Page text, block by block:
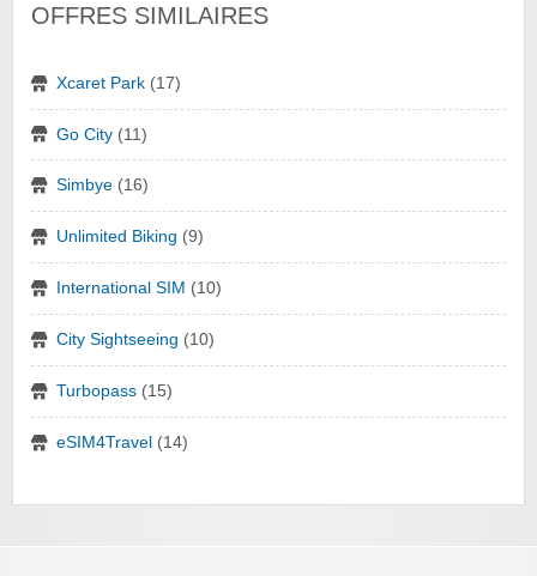
OFFRES SIMILAIRES
Xcaret Park (17)
Go City (11)
Simbye (16)
Unlimited Biking (9)
International SIM (10)
City Sightseeing (10)
Turbopass (15)
eSIM4Travel (14)